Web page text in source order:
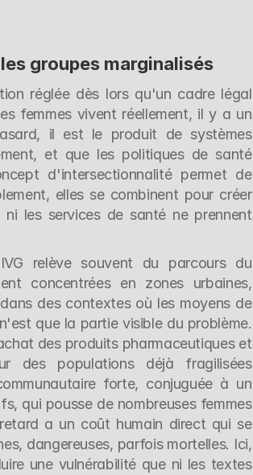
groupes marginalisés
réglée dès lors qu'un cadre légal
femmes vivent réellement, il y a un
il est le produit de systèmes
et que les politiques de santé
d'intersectionnalité permet de
elles se combinent pour créer
les services de santé ne prennent
relève souvent du parcours du
concentrées en zones urbaines,
des contextes où les moyens de
que la partie visible du problème.
des produits pharmaceutiques et
des populations déjà fragilisées
forte, conjuguée à un
qui pousse de nombreuses femmes
a un coût humain direct qui se
dangereuses, parfois mortelles. Ici,
une vulnérabilité que ni les textes